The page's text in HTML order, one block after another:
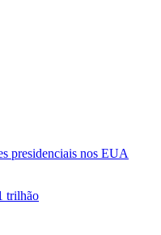
presidenciais nos EUA
trilhão